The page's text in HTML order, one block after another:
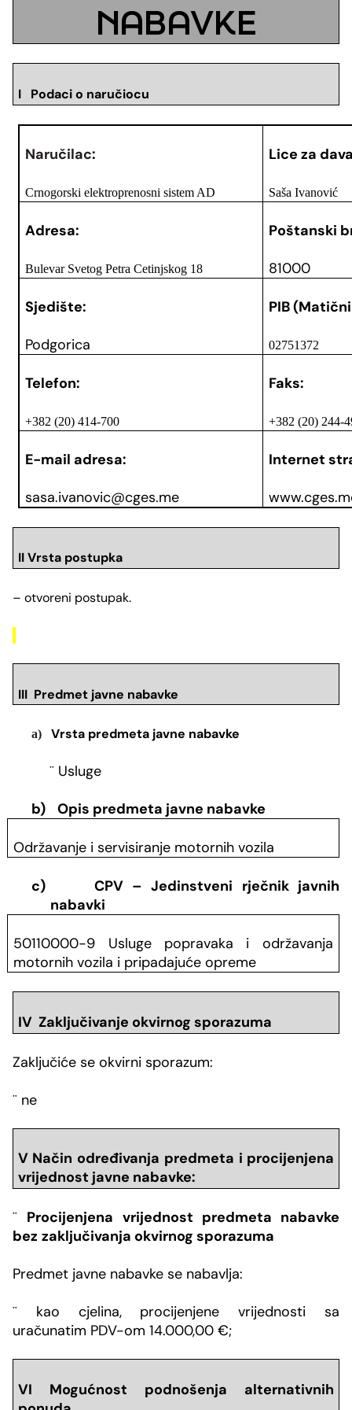
NABAVKE
I Podaci o naručiocu
Naručilac:
Crnogorski elektroprenosni sistem AD
Lice za
Saša Ivanović
Adresa:
Bulevar Svetog Petra Cetinjskog 18
Poštanski
81000
Sjedište:
Podgorica
PIB
02751372
Telefon:
+382 (20) 414-700
Faks:
+382 (20) 244-
E-mail adresa:
sasa.ivanovic@cges.me
Internet
II Vrsta postupka
– otvoreni postupak.
III Predmet javne nabavke
a) Vrsta predmeta javne nabavke
¨ Usluge
b)
Opis predmeta javne nabavke
Održavanje i servisiranje motornih vozila
c)
CPV – Jedinstveni rječnik javnih
nabavki
50110000-9 Usluge popravaka i održavanja
motornih vozila i pripadajuće opreme
IV Zaključivanje okvirnog sporazuma
Zaključiće se okvirni sporazum:
¨ ne
V Način određivanja predmeta i procijenjena
vrijednost javne nabavke:
¨ Procijenjena vrijednost predmeta nabavke
bez zaključivanja okvirnog sporazuma
Predmet javne nabavke se nabavlja:
¨ kao cjelina,procijenjene vrijednosti sa
uračunatim PDV-om 14.000,00 €;
VI Mogućnost podnošenja alternativnih